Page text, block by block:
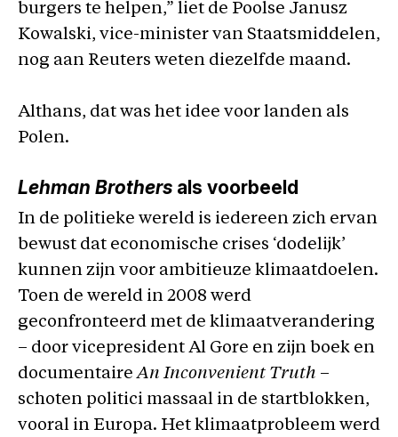
burgers te helpen,” liet de Poolse Janusz
Kowalski, vice-minister van Staatsmiddelen,
nog aan Reuters weten diezelfde maand.
Althans, dat was het idee voor landen als
Polen.
Lehman Brothers als voorbeeld
In de politieke wereld is iedereen zich ervan
bewust dat economische crises ‘dodelijk’
kunnen zijn voor ambitieuze klimaatdoelen.
Toen de wereld in 2008 werd
geconfronteerd met de klimaatverandering
– door vicepresident Al Gore en zijn boek en
documentaireAn Inconvenient Truth –
schoten politici massaal in de startblokken,
vooral in Europa. Het klimaatprobleem werd